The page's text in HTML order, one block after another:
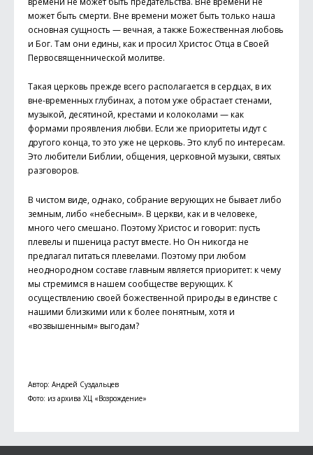
может быть смерти. Вне времени может быть только наша
основная сущность — вечная, а также Божественная любовь
и Бог. Там они едины, как и просил Христос Отца в Своей
Первосвященнической молитве.
Такая церковь прежде всего располагается в сердцах, в их
вне-временных глубинах, а потом уже обрастает стенами,
музыкой, десятиной, крестами и колоколами — как
формами проявления любви. Если же приоритеты идут с
другого конца, то это уже не церковь. Это клуб по интересам.
Это любители Библии, общения, церковной музыки, святых
разговоров.
В чистом виде, однако, собрание верующих не бывает либо
земным, либо «небесным». В церкви, как и в человеке,
много чего смешано. Поэтому Христос и говорит: пусть
плевелы и пшеница растут вместе. Но Он никогда не
предлагал питаться плевелами. Поэтому при любом
неоднородном составе главным является приоритет: к чему
мы стремимся в нашем сообществе верующих. К
осуществлению своей божественной природы в единстве с
нашими близкими или к более понятным, хотя и
«возвышенным» выгодам?
Автор: Андрей Суздальцев
Фото: из архива ХЦ «Возрождение»